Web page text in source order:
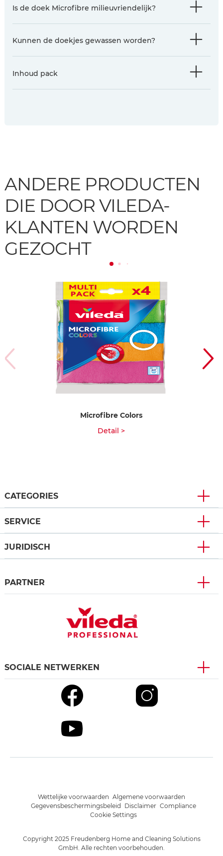
Is de doek Microfibre milieuvriendelijk?
Kunnen de doekjes gewassen worden?
Inhoud pack
ANDERE PRODUCTEN
DIE DOOR VILEDA-
KLANTEN WORDEN
GEZOCHT
Microfibre Colors
Detail >
CATEGORIES
SERVICE
JURIDISCH
PARTNER
SOCIALE NETWERKEN
Copyright 2025 Freudenberg Home and Cleaning Solutions
GmbH. Alle rechten voorbehouden.
Wettelijke voorwaarden Algemene voorwaarden
Gegevensbeschermingsbeleid
Disclaimer Compliance
Cookie Settings